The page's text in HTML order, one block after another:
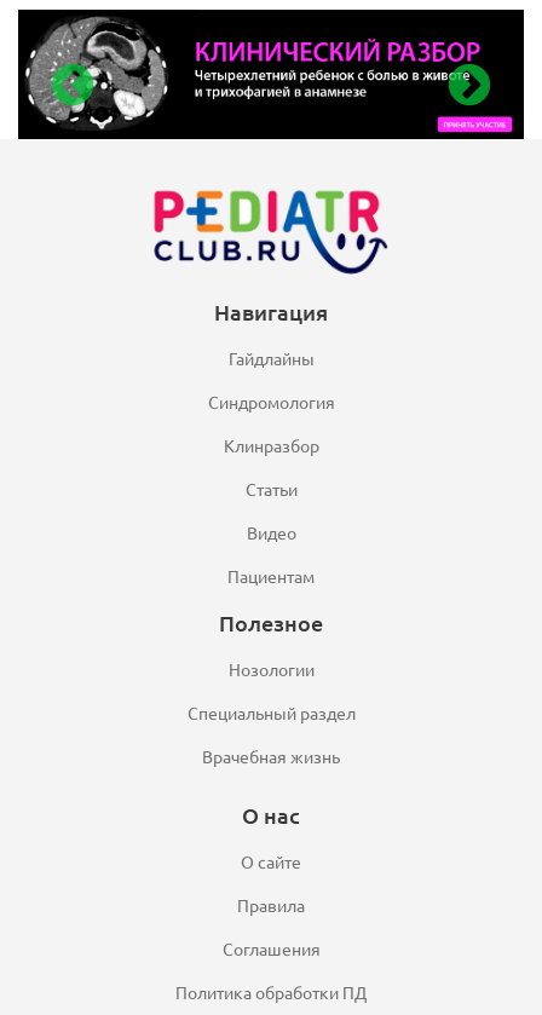
Навигация
Гайдлайны
Синдромология
Клинразбор
Статьи
Видео
Пациентам
Полезное
Нозологии
Специальный раздел
Врачебная жизнь
О нас
О сайте
Правила
Соглашения
Политика обработки ПД